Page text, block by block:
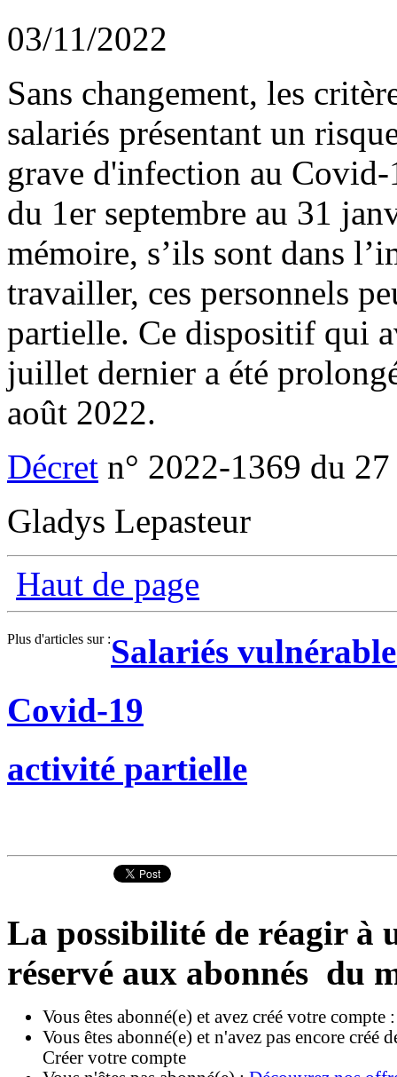
03/11/2022
Sans changement, les
salariés présentant un
grave d'infection au
du 1er septembre au 31
mémoire, s’ils sont dans
travailler, ces personnels
partielle. Ce dispositif qui
juillet dernier a été
août 2022.
Décret n° 2022-1369 du
Gladys Lepasteur
Haut de page
Plus d'articles sur :Salariés
Covid-19
activité partielle
La possibilité de réagir à
réservé aux abonnés du
Vous êtes abonné(e) et avez créé votre compte
Vous êtes abonné(e) et n'avez pas encore créé
Créer votre compte